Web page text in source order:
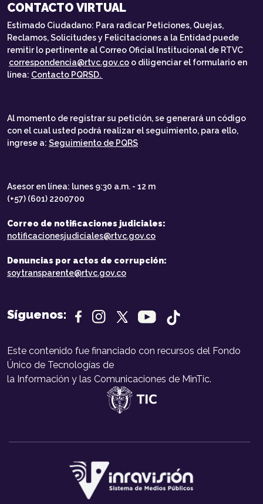
CONTACTO VIRTUAL
Estimado Ciudadano: Para radicar Peticiones, Quejas,
Reclamos, Solicitudes y Felicitaciones a la Entidad puede
remitir lo pertinente al Correo Oficial Institucional de RTVC
correspondencia@rtvc.gov.co o diligenciar el formulario en
línea: Contacto PQRSD.
Al momento de registrar su petición, se generará un código
con el cual usted podrá realizar el seguimiento, para ello,
ingrese a: Seguimiento de PQRS
Asesor en línea: lunes 9:30 a.m. - 12 m
(+57) (601) 2200700
Correo de notificaciones judiciales:
notificacionesjudiciales@rtvc.gov.co
Denuncias por actos de corrupción:
soytransparente@rtvc.gov.co
Síguenos:
Este contenido fue financiado con recursos del Fondo
Único de Tecnologías de
la Información y las Comunicaciones de MinTic.